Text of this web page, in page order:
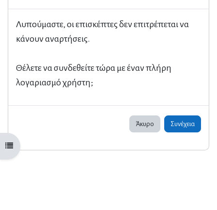
Άνοιγμα ευρετηρίου μαθήματος
Λυπούμαστε, οι επισκέπτες δεν επιτρέπεται να
κάνουν αναρτήσεις.
Θέλετε να συνδεθείτε τώρα με έναν πλήρη
λογαριασμό χρήστη;
Άκυρο Συνέχεια